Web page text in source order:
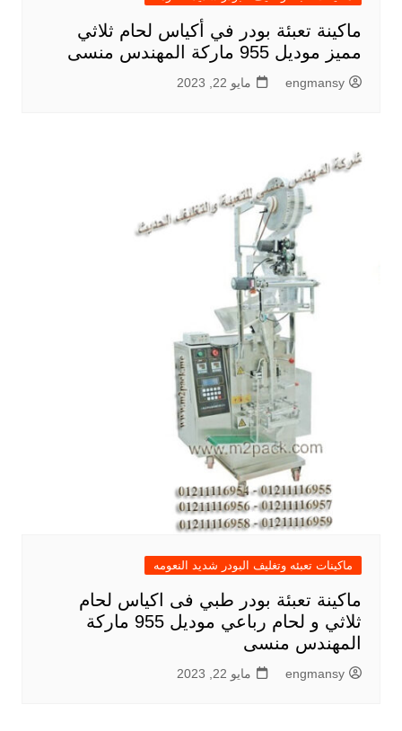
ماكينة تعبئة بودر في أكياس لحام ثلاثي
مميز موديل 955 ماركة المهندس منسى
engmansy مايو 22, 2023
ماكينات تعبئه وتغليف البودر شديد النعومه
ماكينة تعبئة بودر طبي فى اكياس لحام
ثلاثي و لحام رباعي موديل 955 ماركة
المهندس منسى
engmansy مايو 22, 2023